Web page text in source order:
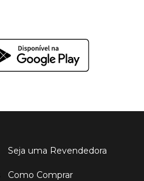
Seja uma Revendedora
Como Comprar